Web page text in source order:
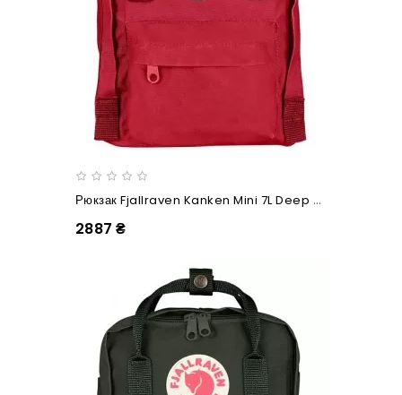
Рюкзак Fjallraven Kanken Mini 7L Deep Red
2887 ₴